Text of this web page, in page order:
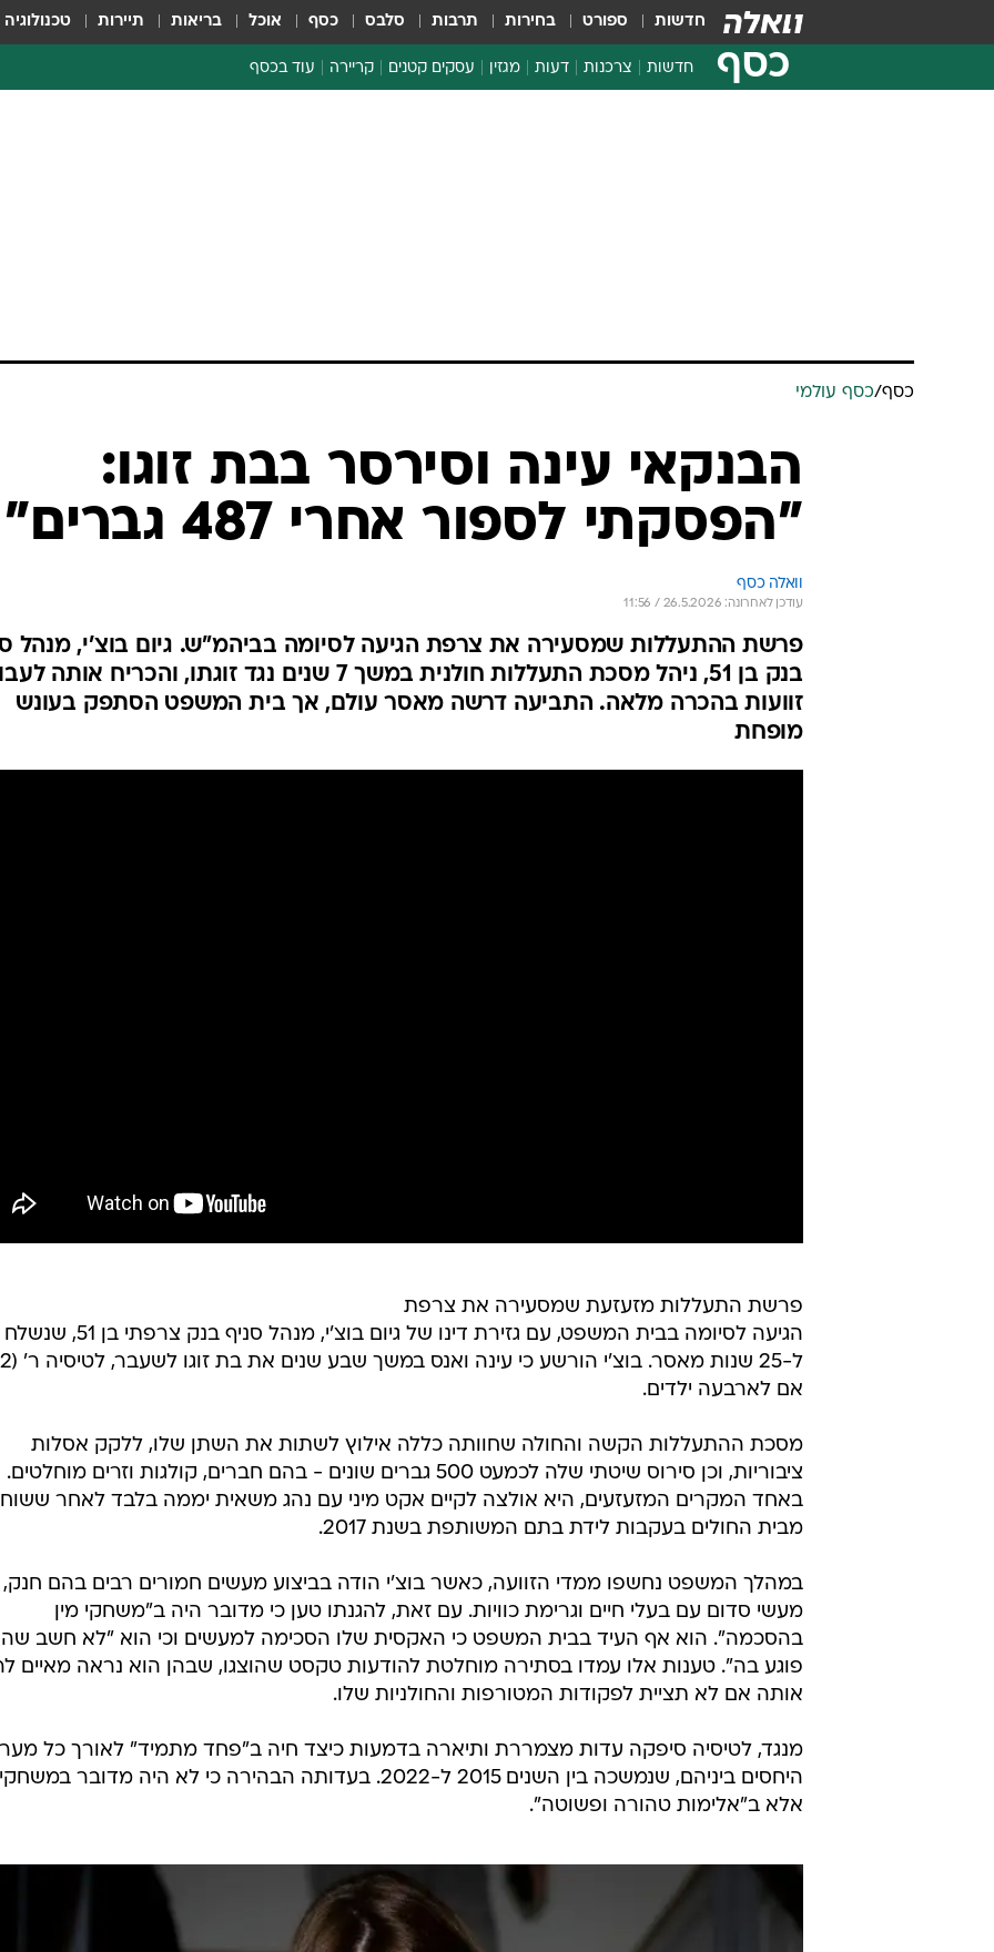
חדשות ספורט בחירות תרבות סלבס כסף אוכל בריאות תיירות טכנולוגיה
כסף חדשות צרכנות דעות מגזין עסקים קטנים קריירה עוד בכסף
כסף/כסף עולמי
הבנקאי עינה וסירסר בבת זוגו:
"הפסקתי לספור אחרי 487 גברים"
וואלה כסף
עודכן לאחרונה: 26.5.2026 / 11:56
פרשת ההתעללות שמסעירה את צרפת הגיעה לסיומה בביהמ"ש. גיום בוצ'י, מנהל
בנק בן 51, ניהל מסכת התעללות חולנית במשך 7 שנים נגד זוגתו, והכריח אותה
זוועות בהכרה מלאה. התביעה דרשה מאסר עולם, אך בית המשפט הסתפק בעונש
מופחת
פרשת התעללות מזעזעת שמסעירה את צרפת
הגיעה לסיומה בבית המשפט, עם גזירת דינו של גיום בוצ'י, מנהל סניף בנק צרפתי בן 51, שנשלח
אם לארבעה ילדים.
מסכת ההתעללות הקשה והחולה שחוותה כללה אילוץ לשתות את השתן שלו, ללקק אסלות
ציבוריות, וכן סירוס שיטתי שלה לכמעט 500 גברים שונים - בהם חברים, קולגות וזרים מוחלטים.
באחד המקרים המזעזעים, היא אולצה לקיים אקט מיני עם נהג משאית יממה בלבד לאחר
מבית החולים בעקבות לידת בתם המשותפת בשנת 2017.
במהלך המשפט נחשפו ממדי הזוועה, כאשר בוצ'י הודה בביצוע מעשים חמורים רבים בהם חנק,
מעשי סדום עם בעלי חיים וגרימת כוויות. עם זאת, להגנתו טען כי מדובר היה ב"משחקי מין
בהסכמה". הוא אף העיד בבית המשפט כי האקסית שלו הסכימה למעשים וכי הוא "לא חשב
פוגע בה". טענות אלו עמדו בסתירה מוחלטת להודעות טקסט שהוצגו, שבהן הוא נראה מאיים
אותה אם לא תציית לפקודות המטורפות והחולניות שלו.
מנגד, לטיסיה סיפקה עדות מצמררת ותיארה בדמעות כיצד חיה ב"פחד מתמיד" לאורך כל
היחסים ביניהם, שנמשכה בין השנים 2015 ל-2022. בעדותה הבהירה כי לא היה מדובר
אלא ב"אלימות טהורה ופשוטה".